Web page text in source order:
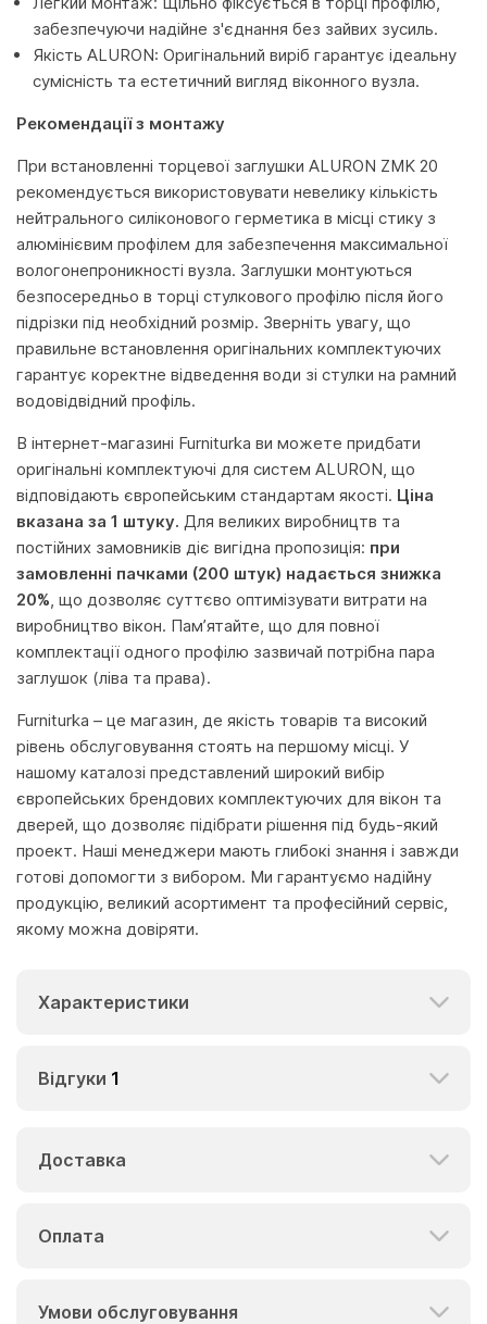
забезпечуючи надійне з'єднання без зайвих зусиль.
Якість ALURON: Оригінальний виріб гарантує ідеальну
сумісність та естетичний вигляд віконного вузла.
Рекомендації з монтажу
При встановленні торцевої заглушки ALURON ZMK 20
рекомендується використовувати невелику кількість
нейтрального силіконового герметика в місці стику з
алюмінієвим профілем для забезпечення максимальної
вологонепроникності вузла. Заглушки монтуються
безпосередньо в торці стулкового профілю після його
підрізки під необхідний розмір. Зверніть увагу, що
правильне встановлення оригінальних комплектуючих
гарантує коректне відведення води зі стулки на рамний
водовідвідний профіль.
В інтернет-магазині Furniturka ви можете придбати
оригінальні комплектуючі для систем ALURON, що
відповідають європейським стандартам якості. Ціна
вказана за 1 штуку. Для великих виробництв та
постійних замовників діє вигідна пропозиція: при
замовленні пачками (200 штук) надається знижка
20%, що дозволяє суттєво оптимізувати витрати на
виробництво вікон. Пам’ятайте, що для повної
комплектації одного профілю зазвичай потрібна пара
заглушок (ліва та права).
Furniturka – це магазин, де якість товарів та високий
рівень обслуговування стоять на першому місці. У
нашому каталозі представлений широкий вибір
європейських брендових комплектуючих для вікон та
дверей, що дозволяє підібрати рішення під будь-який
проект. Наші менеджери мають глибокі знання і завжди
готові допомогти з вибором. Ми гарантуємо надійну
продукцію, великий асортимент та професійний сервіс,
якому можна довіряти.
Характеристики
Відгуки 1
Доставка
Оплата
Умови обслуговування